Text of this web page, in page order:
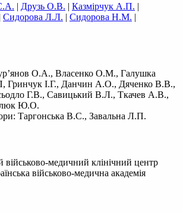
| Друзь О.В. | Казмірчук А.П. |
Сидорова Л.Л. | Сидорова Н.М. |
О.А., Власенко О.М., Галушка
Гринчук І.Г., Данчин А.О., Дяченко В.В.,
Г.В., Савицький В.Л., Ткачев А.В.,
Ю.О.
Таргонська В.С., Завальна Л.П.
військово-медичний клінічний центр
військово-медична академія